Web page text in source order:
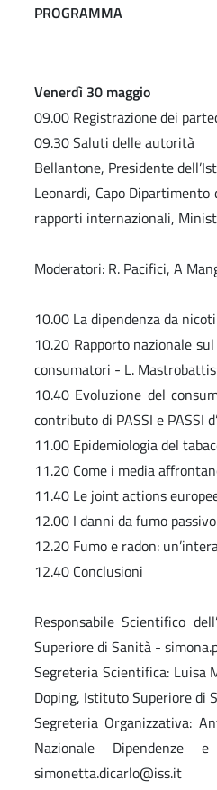
PROGRAMMA
Venerdì 30 maggio
09.00 Registrazione dei
09.30 Saluti delle autorità
Bellantone, Presidente
Leonardi, Capo
rapporti internazionali,
Moderatori: R. Pacifici, A
10.00 La dipendenza da
10.20 Rapporto nazionale
consumatori - L.
10.40 Evoluzione del
contributo di PASSI e PASSI
11.00 Epidemiologia del
11.20 Come i media
11.40 Le joint actions
12.00 I danni da fumo
12.20 Fumo e radon:
12.40 Conclusioni
Responsabile Scientifico
Superiore di Sanità -
Segreteria Scientifica: Luisa
Doping, Istituto Superiore di
Segreteria Organizzativa:
Nazionale Dipendenze
simonetta.dicarlo@iss.it